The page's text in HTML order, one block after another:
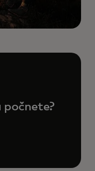
počnete?